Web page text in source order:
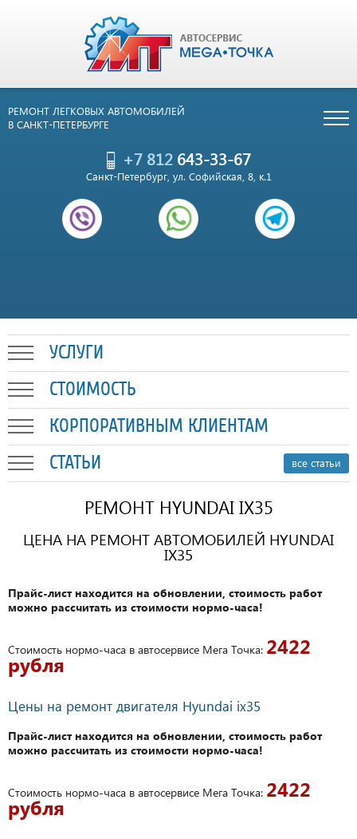
РЕМОНТ ЛЕГКОВЫХ АВТОМОБИЛЕЙ
В САНКТ-ПЕТЕРБУРГЕ
+7 812643-33-67
Санкт-Петербург, ул. Софийская, 8, к.1
УСЛУГИ
СТОИМОСТЬ
КОРПОРАТИВНЫМ КЛИЕНТАМ
СТАТЬИ
все статьи
РЕМОНТ HYUNDAI IX35
ЦЕНА НА РЕМОНТ АВТОМОБИЛЕЙ HYUNDAI
IX35
Прайс-лист находится на обновлении, стоимость работ
можно рассчитать из стоимости нормо-часа!
Стоимость нормо-часа в автосервисе Мега Точка: 2422
рубля
Цены на ремонт двигателя Hyundai ix35
Прайс-лист находится на обновлении, стоимость работ
можно рассчитать из стоимости нормо-часа!
Стоимость нормо-часа в автосервисе Мега Точка: 2422
рубля